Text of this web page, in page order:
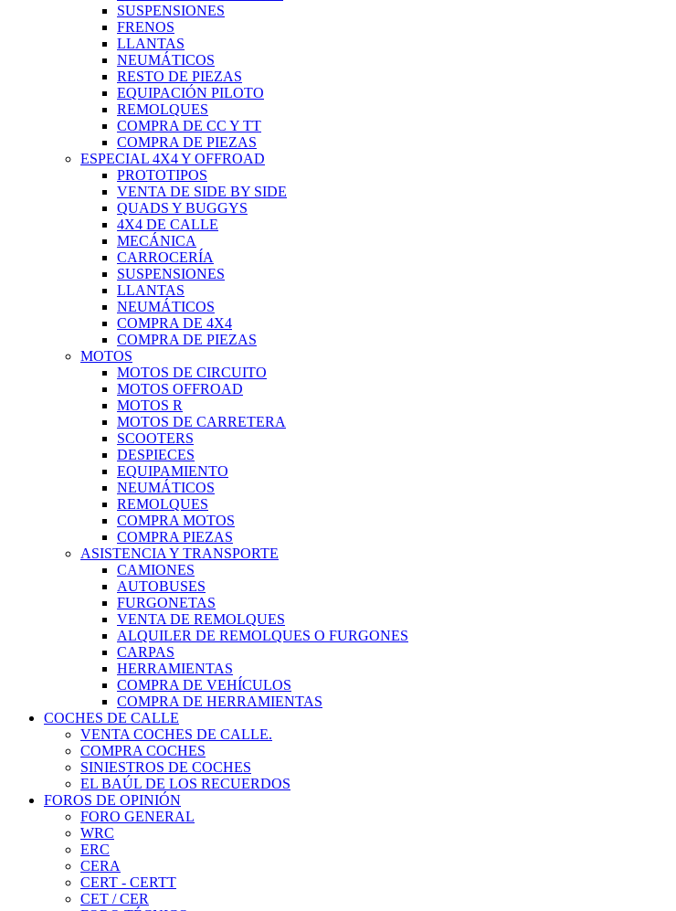
SUSPENSIONES
FRENOS
LLANTAS
NEUMÁTICOS
RESTO DE PIEZAS
EQUIPACIÓN PILOTO
REMOLQUES
COMPRA DE CC Y TT
COMPRA DE PIEZAS
ESPECIAL 4X4 Y OFFROAD
PROTOTIPOS
VENTA DE SIDE BY SIDE
QUADS Y BUGGYS
4X4 DE CALLE
MECÁNICA
CARROCERÍA
SUSPENSIONES
LLANTAS
NEUMÁTICOS
COMPRA DE 4X4
COMPRA DE PIEZAS
MOTOS
MOTOS DE CIRCUITO
MOTOS OFFROAD
MOTOS R
MOTOS DE CARRETERA
SCOOTERS
DESPIECES
EQUIPAMIENTO
NEUMÁTICOS
REMOLQUES
COMPRA MOTOS
COMPRA PIEZAS
ASISTENCIA Y TRANSPORTE
CAMIONES
AUTOBUSES
FURGONETAS
VENTA DE REMOLQUES
ALQUILER DE REMOLQUES O FURGONES
CARPAS
HERRAMIENTAS
COMPRA DE VEHÍCULOS
COMPRA DE HERRAMIENTAS
COCHES DE CALLE
VENTA COCHES DE CALLE.
COMPRA COCHES
SINIESTROS DE COCHES
EL BAÚL DE LOS RECUERDOS
FOROS DE OPINIÓN
FORO GENERAL
WRC
ERC
CERA
CERT - CERTT
CET / CER